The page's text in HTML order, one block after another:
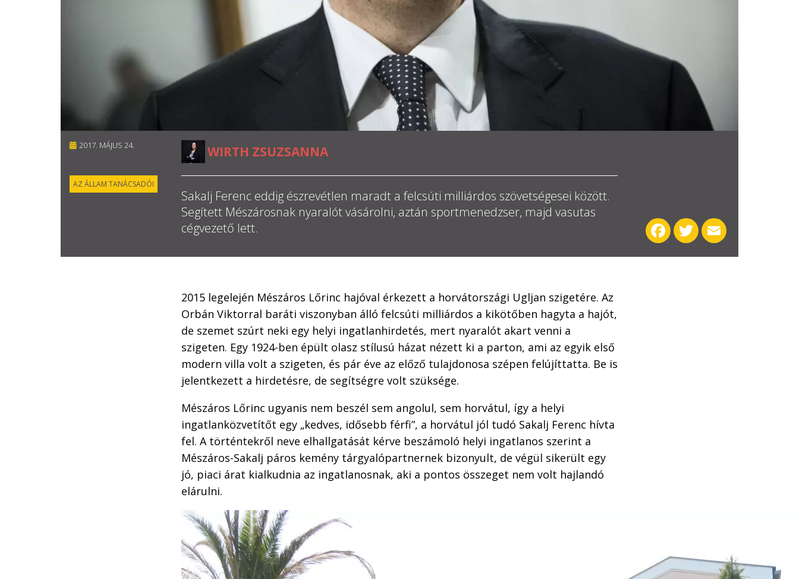
2017. MÁJUS 24.
AZ ÁLLAM TANÁCSADÓI
WIRTH ZSUZSANNA
Sakalj Ferenc eddig észrevétlen maradt a felcsúti milliárdos szövetségesei között.
Segített Mészárosnak nyaralót vásárolni, aztán sportmenedzser, majd vasutas
cégvezető lett.
Facebook
TwitterEmail
2015 legelején Mészáros Lőrinc hajóval érkezett a horvátországi Ugljan szigetére. Az
Orbán Viktorral baráti viszonyban álló felcsúti milliárdos a kikötőben hagyta a hajót,
de szemet szúrt neki egy helyi ingatlanhirdetés, mert nyaralót akart venni a
szigeten. Egy 1924-ben épült olasz stílusú házat nézett ki a parton, ami az egyik első
modern villa volt a szigeten, és pár éve az előző tulajdonosa szépen felújíttatta. Be is
jelentkezett a hirdetésre, de segítségre volt szüksége.
Mészáros Lőrinc ugyanis nem beszél sem angolul, sem horvátul, így a helyi
ingatlanközvetítőt egy „kedves, idősebb férfi”, a horvátul jól tudó Sakalj Ferenc hívta
fel. A történtekről neve elhallgatását kérve beszámoló helyi ingatlanos szerint a
Mészáros-Sakalj páros kemény tárgyalópartnernek bizonyult, de végül sikerült egy
jó, piaci árat kialkudnia az ingatlanosnak, aki a pontos összeget nem volt hajlandó
elárulni.